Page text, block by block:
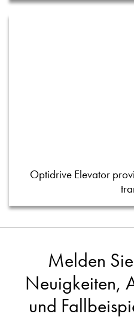
Optidrive Elevator
Melden
Neuigkeiten,
und